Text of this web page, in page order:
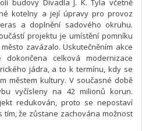
budovy Divadla J. K. Tyla včetně
kotelny a její úpravy pro provoz
a doplnění sadového okruhu.
projektu je umístění pomníku
zavázalo. Uskutečněním akce
celková modernizace
jádra, a to k termínu, kdy se
městem kultury. V současné době
vyčísleny na 42 milionů korun.
redukován, proto se nepostaví
že zůstane zachována možnost